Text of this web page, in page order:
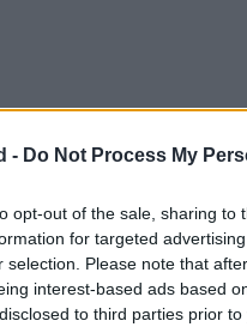
- Do Not Process My
opt-out of the sale, sharing
for targeted
selection. Please note that
interest-based ads based
to third parties prior
desierto de Atacama. Es
los rascacielos y amplias
creer.